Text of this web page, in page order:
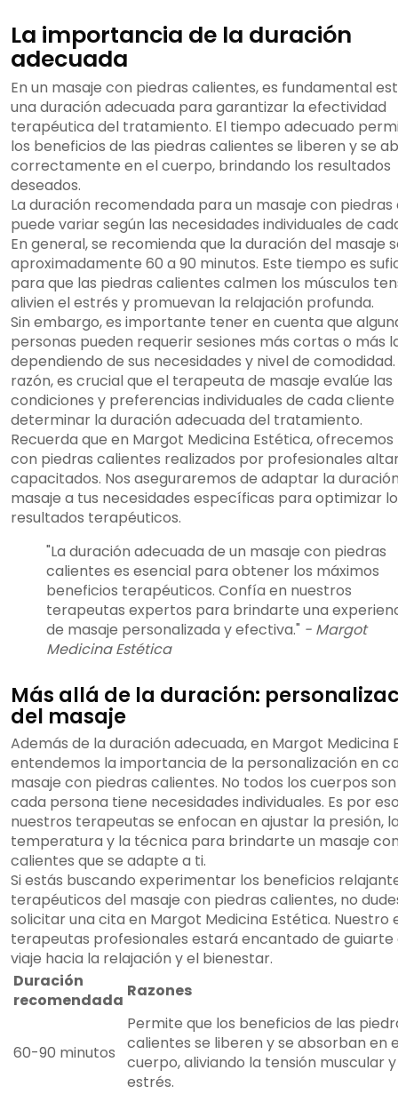
La importancia de la duración
adecuada
En un masaje con piedras calientes, es fundamental
una duración adecuada para garantizar la efectividad
terapéutica del tratamiento. El tiempo adecuado
los beneficios de las piedras calientes se liberen y se
correctamente en el cuerpo, brindando los resultados
deseados.
La duración recomendada para un masaje con
puede variar según las necesidades individuales de
En general, se recomienda que la duración del masaje
aproximadamente 60 a 90 minutos. Este tiempo es
para que las piedras calientes calmen los músculos
alivien el estrés y promuevan la relajación profunda.
Sin embargo, es importante tener en cuenta que
personas pueden requerir sesiones más cortas o más
dependiendo de sus necesidades y nivel de
razón, es crucial que el terapeuta de masaje evalúe las
condiciones y preferencias individuales de cada
determinar la duración adecuada del tratamiento.
Recuerda que en Margot Medicina Estética, ofrecemos
con piedras calientes realizados por profesionales
capacitados. Nos aseguraremos de adaptar la
masaje a tus necesidades específicas para optimizar
resultados terapéuticos.
"La duración adecuada de un masaje con piedras
calientes es esencial para obtener los máximos
beneficios terapéuticos. Confía en nuestros
terapeutas expertos para brindarte una
de masaje personalizada y efectiva." - Margot
Medicina Estética
Más allá de la duración:
del masaje
Además de la duración adecuada, en Margot Medicina
entendemos la importancia de la personalización en
masaje con piedras calientes. No todos los cuerpos
cada persona tiene necesidades individuales. Es por
nuestros terapeutas se enfocan en ajustar la presión,
temperatura y la técnica para brindarte un masaje
calientes que se adapte a ti.
Si estás buscando experimentar los beneficios
terapéuticos del masaje con piedras calientes, no
solicitar una cita en Margot Medicina Estética. Nuestro
terapeutas profesionales estará encantado de guiarte
viaje hacia la relajación y el bienestar.
Duración
recomendada Razones
60-90 minutos
Permite que los beneficios de las
calientes se liberen y se absorban en
cuerpo, aliviando la tensión muscular
estrés.